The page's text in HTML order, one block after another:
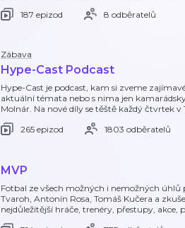
187 epizod
8 odběratelů
Zábava
Hype-Cast Podcast
Hype-Cast je podcast, kam si zveme
aktuální témata nebo s nima jen
Molnár. Na nové díly se těště každý čtvrtek v
265 epizod
1803 odběratelů
MVP
Fotbal ze všech možných i nemožných úhlů
Tvaroh, Antonín Rosa, Tomáš Kučera a
nejdůležitější hráče, trenéry, přestupy,